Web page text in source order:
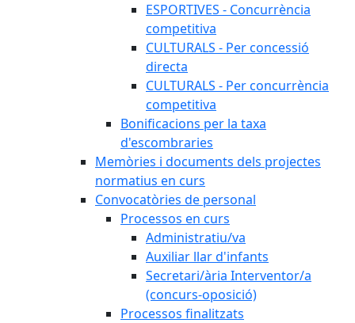
ESPORTIVES - Concurrència
competitiva
CULTURALS - Per concessió
directa
CULTURALS - Per concurrència
competitiva
Bonificacions per la taxa
d'escombraries
Memòries i documents dels projectes
normatius en curs
Convocatòries de personal
Processos en curs
Administratiu/va
Auxiliar llar d'infants
Secretari/ària Interventor/a
(concurs-oposició)
Processos finalitzats